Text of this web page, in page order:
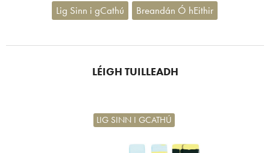
Lig Sinn i gCathú
Breandán Ó hEithir
LÉIGH TUILLEADH
LIG SINN I GCATHÚ